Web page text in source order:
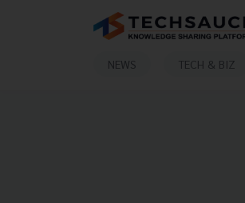
NEWS TECH & BIZ